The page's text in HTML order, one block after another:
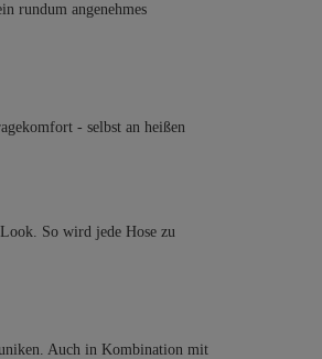
rundum angenehmes
- selbst an heißen
So wird jede Hose zu
Auch in Kombination mit